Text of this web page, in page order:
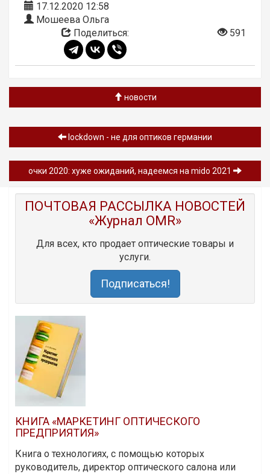
17.12.2020 12:58
Мошеева Ольга
Поделиться:
591
новости
lockdown - не для оптиков германии
очки 2020: хуже ожиданий, надеемся на mido 2021
ПОЧТОВАЯ РАССЫЛКА НОВОСТЕЙ
«Журнал OMR»
Для всех, кто продает оптические товары и
услуги.
Подписаться!
КНИГА «МАРКЕТИНГ ОПТИЧЕСКОГО
ПРЕДПРИЯТИЯ»
Книга о технологиях, с помощью которых
руководитель, директор оптического салона или